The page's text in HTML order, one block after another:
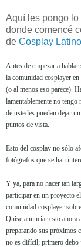
Aquí les pongo
donde comencé
de Cosplay Latino
Antes de empezar a
la comunidad cosplayer
(o al menos eso parece).
lamentablemente no
de ustedes puedan dejar
puntos de vista.
Esto del cosplay no sólo
fotógrafos que se han
Y ya, para no hacer tan
participar en un proyecto
comunidad cosplayer
Quise anunciar esto ahora
preparando sus próximos
no es difícil; primero debo